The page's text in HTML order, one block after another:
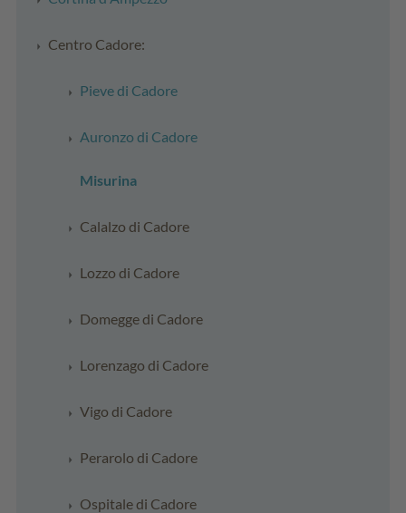
Centro Cadore:
Pieve di Cadore
Auronzo di Cadore
Misurina
Calalzo di Cadore
Lozzo di Cadore
Domegge di Cadore
Lorenzago di Cadore
Vigo di Cadore
Perarolo di Cadore
Ospitale di Cadore